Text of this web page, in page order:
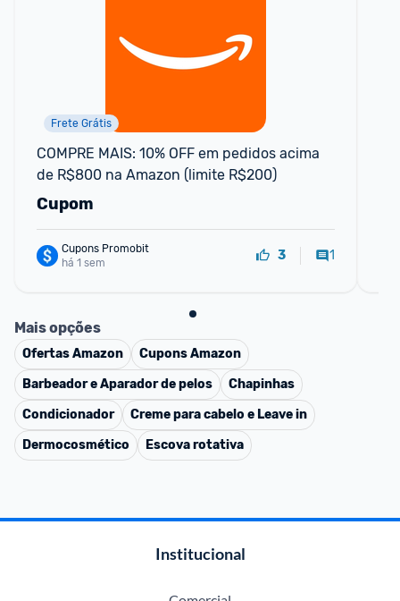
Frete Grátis
COMPRE MAIS: 10% OFF em pedidos acima
de R$800 na Amazon (limite R$200)
Cupom
Cupons Promobit
há 1 sem
3 1
Mais opções
OfertasAmazon CuponsAmazon
Barbeador e Aparador de pelos
Chapinhas
Condicionador
Creme para cabelo e Leave in
Dermocosmético
Escova rotativa
Institucional